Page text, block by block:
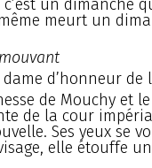
un dimanche
meurt un
d’honneur de
de Mouchy et
de la cour
Ses yeux se
elle étouffe